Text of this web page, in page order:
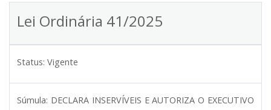
Lei Ordinária 41/2025
Status: Vigente
Súmula: DECLARA INSERVÍVEIS E AUTORIZA O EXECUTIVO